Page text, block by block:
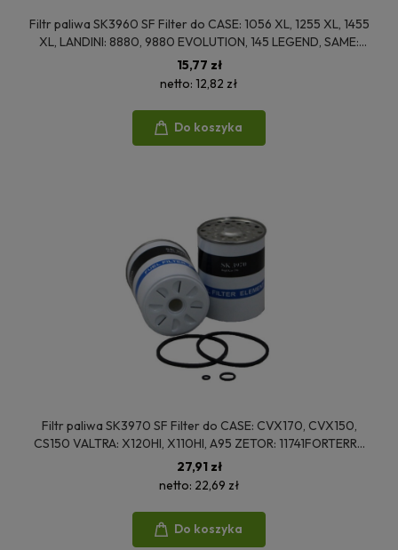
Filtr paliwa SK3960 SF Filter do CASE: 1056 XL, 1255 XL, 1455
XL, LANDINI: 8880, 9880 EVOLUTION, 145 LEGEND, SAME:
DORADO 100, EXPLORER 90, FRUTTETO 60, MASSEY
FERGUSON: 3080, 3095, 4370
15,77 zł
netto: 12,82 zł
Do koszyka
Filtr paliwa SK3970 SF Filter do CASE: CVX170, CVX150,
CS150 VALTRA: X120HI, X110HI, A95 ZETOR: 11741FORTERRA
SAME: TIGER100, LASER150VDT
27,91 zł
netto: 22,69 zł
Do koszyka